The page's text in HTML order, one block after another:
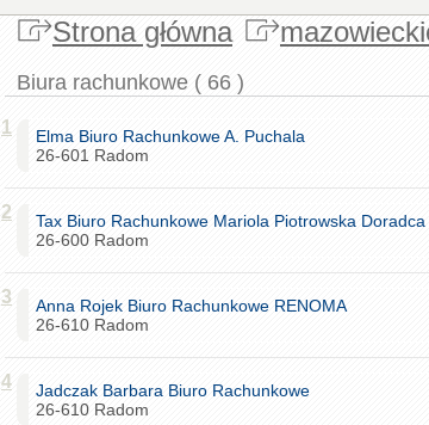
Strona główna
Biura rachunkowe ( 66 )
1
Elma Biuro Rachunkowe A. Puchala
26-601 Radom
2
Tax Biuro Rachunkowe Mariola Piotrowska
26-600 Radom
3
Anna Rojek Biuro Rachunkowe RENOMA
26-610 Radom
4
Jadczak Barbara Biuro Rachunkowe
26-610 Radom